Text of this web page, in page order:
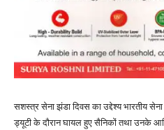
सशस्त्र सेना झंडा दिवस का उद्देश्य भारतीय
ड्यूटी के दौरान घायल हुए सैनिकों तथा उनके